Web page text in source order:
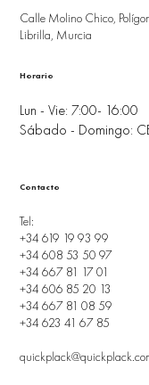
Calle Molino Chico,
Librilla, Murcia
Lun - Vie: 7:00- 16:00
Sábado - Domingo:
Horario
Tel:
+34 619 19 93 99
+34 608 53 50 97
+34 667 81 17 01
+34 606 85 20 13
+34 667 81 08 59
+34 623 41 67 85
Contacto